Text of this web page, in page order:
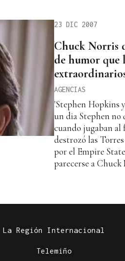
23 DIC 2007
Chuck Norris
de humor que
AGENCIAS
'Stephen Hopkins
un dia Stephen no
cuando jugaban
destrozó las
por el Empire
parecerse a Chuck
La Región Internacional
Telemiño